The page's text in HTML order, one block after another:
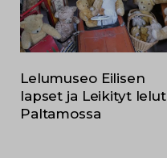
Lelumuseo Eilisen
lapset ja Leikityt lelut
Paltamossa